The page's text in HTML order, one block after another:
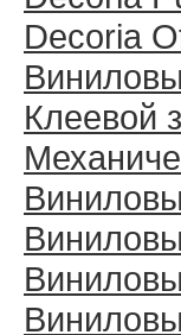
Decoria
Клеевой